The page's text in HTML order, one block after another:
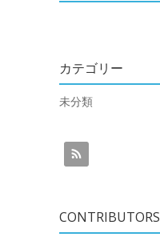
カテゴリー
未分類
CONTRIBUTORS